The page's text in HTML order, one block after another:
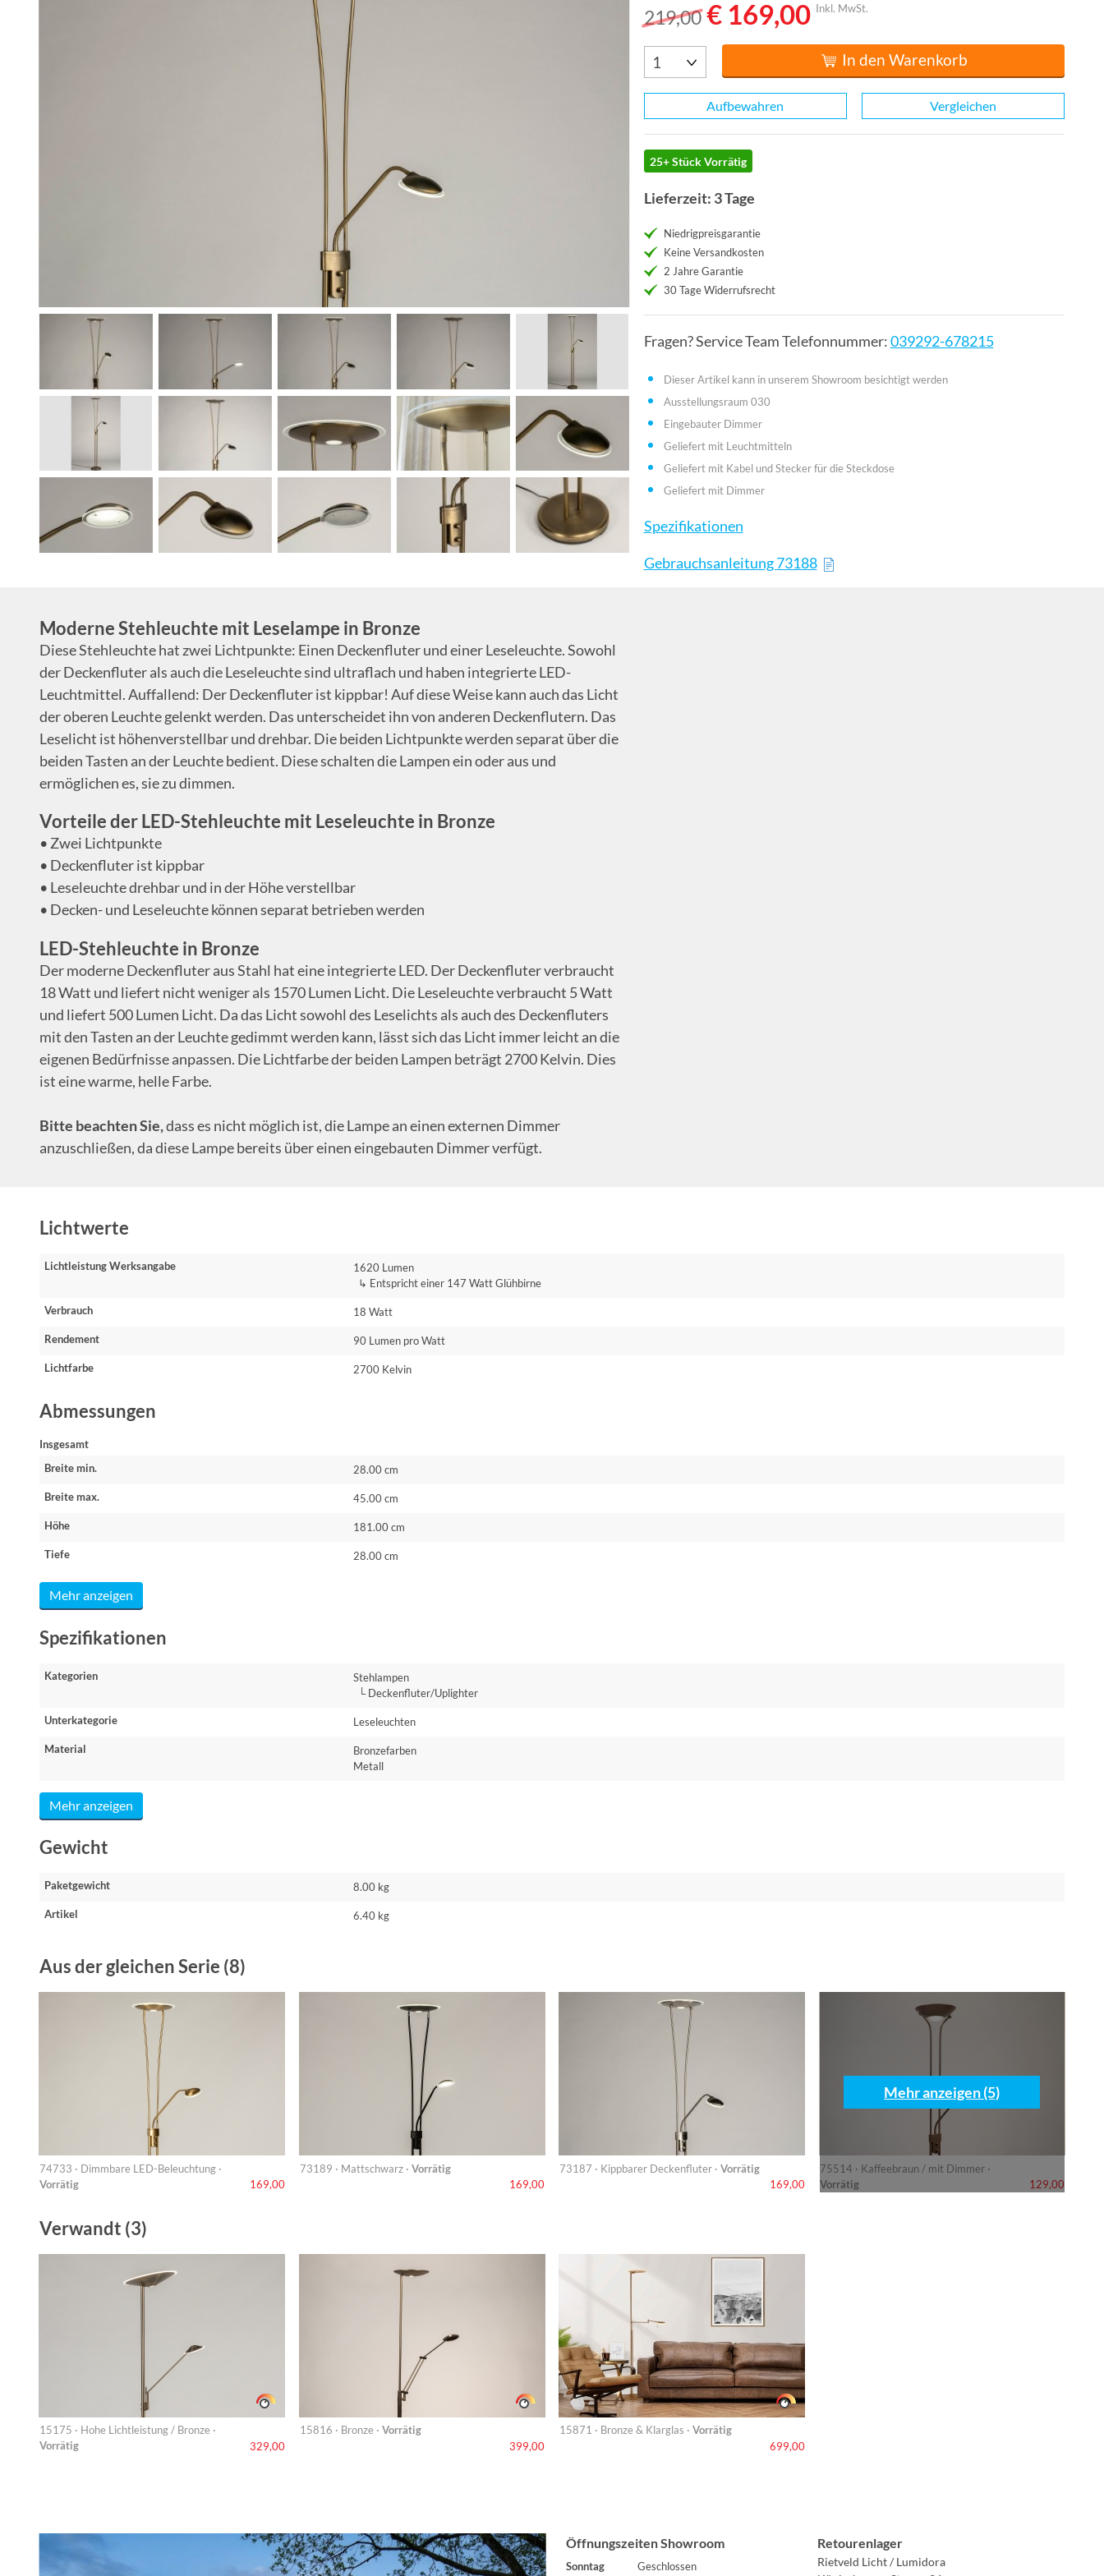
219,00 € 169,00 Inkl. MwSt.
In den Warenkorb
Aufbewahren Vergleichen
25+ Stück Vorrätig
Lieferzeit: 3 Tage
Niedrigpreisgarantie
Keine Versandkosten
2 Jahre Garantie
30 Tage Widerrufsrecht
Fragen? Service Team Telefonnummer:039292-678215
Dieser Artikel kann in unserem Showroom besichtigt werden
Ausstellungsraum 030
Eingebauter Dimmer
Geliefert mit Leuchtmitteln
Geliefert mit Kabel und Stecker für die Steckdose
Geliefert mit Dimmer
Spezifikationen
Gebrauchsanleitung 73188
Moderne Stehleuchte mit Leselampe in Bronze
Diese Stehleuchte hat zwei Lichtpunkte: Einen Deckenfluter und einer Leseleuchte. Sowohl
der Deckenfluter als auch die Leseleuchte sind ultraflach und haben integrierte LED-
Leuchtmittel. Auffallend: Der Deckenfluter ist kippbar! Auf diese Weise kann auch das Licht
der oberen Leuchte gelenkt werden. Das unterscheidet ihn von anderen Deckenflutern. Das
Leselicht ist höhenverstellbar und drehbar. Die beiden Lichtpunkte werden separat über die
beiden Tasten an der Leuchte bedient. Diese schalten die Lampen ein oder aus und
ermöglichen es, sie zu dimmen.
Vorteile der LED-Stehleuchte mit Leseleuchte in Bronze
• Zwei Lichtpunkte
• Deckenfluter ist kippbar
• Leseleuchte drehbar und in der Höhe verstellbar
• Decken- und Leseleuchte können separat betrieben werden
LED-Stehleuchte in Bronze
Der moderne Deckenfluter aus Stahl hat eine integrierte LED. Der Deckenfluter verbraucht
18 Watt und liefert nicht weniger als 1570 Lumen Licht. Die Leseleuchte verbraucht 5 Watt
und liefert 500 Lumen Licht. Da das Licht sowohl des Leselichts als auch des Deckenfluters
mit den Tasten an der Leuchte gedimmt werden kann, lässt sich das Licht immer leicht an die
eigenen Bedürfnisse anpassen. Die Lichtfarbe der beiden Lampen beträgt 2700 Kelvin. Dies
ist eine warme, helle Farbe.
Bitte beachten Sie,dass es nicht möglich ist, die Lampe an einen externen Dimmer
anzuschließen, da diese Lampe bereits über einen eingebauten Dimmer verfügt.
Lichtwerte
Lichtleistung Werksangabe
1620 Lumen
↳ Entspricht einer 147 Watt Glühbirne
Verbrauch 18 Watt
Rendement 90 Lumen pro Watt
Lichtfarbe 2700 Kelvin
Abmessungen
Insgesamt
Breite min.
28.00 cm
Breite max. 45.00 cm
Höhe 181.00 cm
Tiefe 28.00 cm
Mehr anzeigen
Spezifikationen
Kategorien
Stehlampen
└ Deckenfluter/Uplighter
Unterkategorie Leseleuchten
Material
Bronzefarben
Metall
Mehr anzeigen
Gewicht
Paketgewicht 8.00 kg
Artikel 6.40 kg
Aus der gleichen Serie (8)
74733 · Dimmbare LED-Beleuchtung ·
Vorrätig
169,00
73189 · Mattschwarz · Vorrätig
169,00
73187 · Kippbarer Deckenfluter · Vorrätig
169,00
75514 · Kaffeebraun / mit Dimmer ·
Vorrätig
129,00
Mehr anzeigen (5)
Verwandt (3)
15175 · Hohe Lichtleistung / Bronze ·
Vorrätig
329,00
15816 · Bronze · Vorrätig
399,00
15871 · Bronze & Klarglas · Vorrätig
699,00
Öffnungszeiten Showroom
Sonntag
Geschlossen
Retourenlager
Rietveld Licht / Lumidora